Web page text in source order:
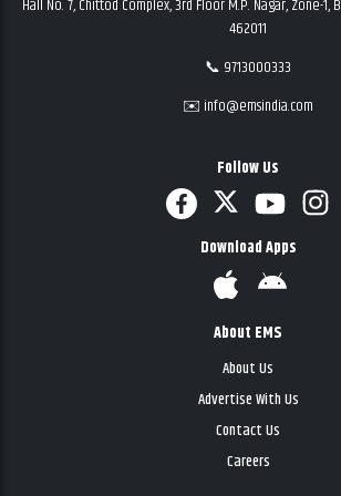
Hall No. 7, Chittod Complex, 3rd Floor M.P. Nagar, Zone-1,
462011
📞 9713000333
✉️ info@emsindia.com
Follow Us
Download Apps
About EMS
About Us
Advertise With Us
Contact Us
Careers